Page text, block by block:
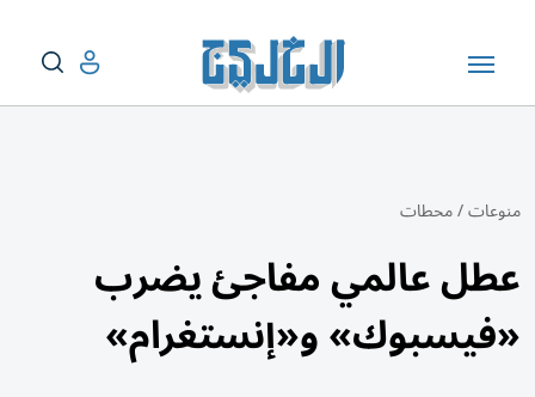
منوعات/محطات
عطل عالمي مفاجئ يضرب
«فيسبوك» و«إنستغرام»